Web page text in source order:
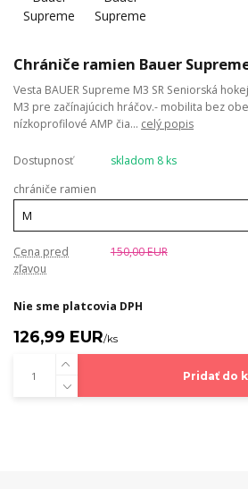
Chrániče ramien Bauer
Vesta BAUER Supreme M3 SR Seniorská
M3 pre začínajúcich hráčov.- mobilita bez
nízkoprofilové AMP čia... celý popis
Dostupnosť
skladom 8 ks
chrániče ramien
Cena pred
zľavou
150,00 EUR
Nie sme platcovia DPH
126,99 EUR/ks
Pridať do